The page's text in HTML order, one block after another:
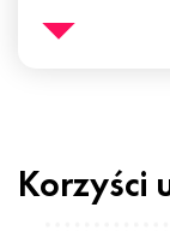
sesji
Korzyści